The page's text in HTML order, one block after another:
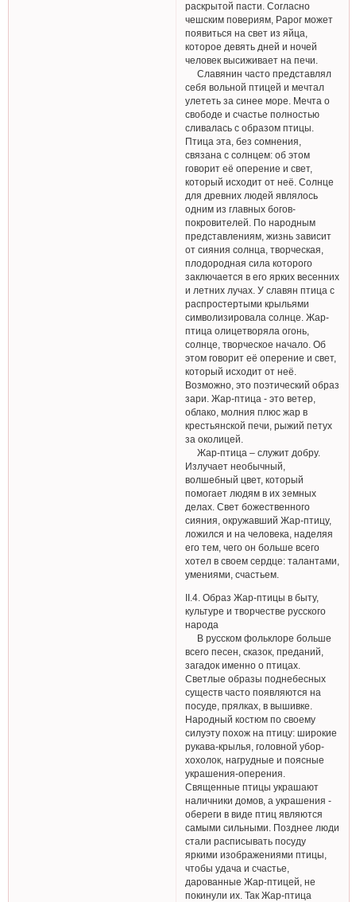
раскрытой пасти. Согласно
чешским повериям, Рарог может
появиться на свет из яйца,
которое девять дней и ночей
человек высиживает на печи.
Славянин часто представлял
себя вольной птицей и мечтал
улететь за синее море. Мечта о
свободе и счастье полностью
сливалась с образом птицы.
Птица эта, без сомнения,
связана с солнцем: об этом
говорит её оперение и свет,
который исходит от неё. Солнце
для древних людей являлось
одним из главных богов-
покровителей. По народным
представлениям, жизнь зависит
от сияния солнца, творческая,
плодородная сила которого
заключается в его ярких весенних
и летних лучах. У славян птица с
распростертыми крыльями
символизировала солнце. Жар-
птица олицетворяла огонь,
солнце, творческое начало. Об
этом говорит её оперение и свет,
который исходит от неё.
Возможно, это поэтический образ
зари. Жар-птица - это ветер,
облако, молния плюс жар в
крестьянской печи, рыжий петух
за околицей.
Жар-птица – служит добру.
Излучает необычный,
волшебный цвет, который
помогает людям в их земных
делах. Свет божественного
сияния, окружавший Жар-птицу,
ложился и на человека, наделяя
его тем, чего он больше всего
хотел в своем сердце: талантами,
умениями, счастьем.
II.4. Образ Жар-птицы в быту,
культуре и творчестве русского
народа
В русском фольклоре больше
всего песен, сказок, преданий,
загадок именно о птицах.
Светлые образы поднебесных
существ часто появляются на
посуде, прялках, в вышивке.
Народный костюм по своему
силуэту похож на птицу: широкие
рукава-крылья, головной убор-
хохолок, нагрудные и поясные
украшения-оперения.
Священные птицы украшают
наличники домов, а украшения -
обереги в виде птиц являются
самыми сильными. Позднее люди
стали расписывать посуду
яркими изображениями птицы,
чтобы удача и счастье,
дарованные Жар-птицей, не
покинули их. Так Жар-птица